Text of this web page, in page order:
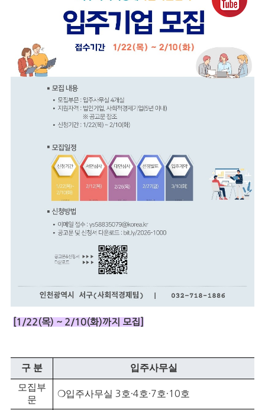
[1/22(목) ~ 2/10(화)까지 모집]
구 분
입주사무실
모집부
문
❍입주사무실 3 호·4호·7호·10호